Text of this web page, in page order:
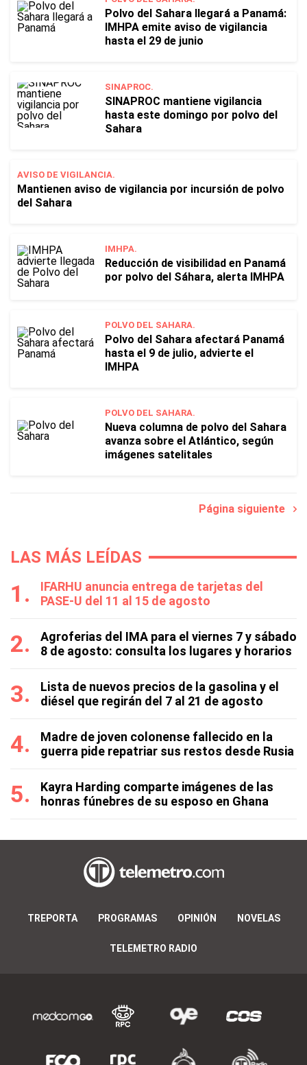
Polvo del Sahara llegará a Panamá:
IMHPA emite aviso de vigilancia
hasta el 29 de junio
SINAPROC.
SINAPROC mantiene vigilancia
hasta este domingo por polvo del
Sahara
AVISO DE VIGILANCIA.
Mantienen aviso de vigilancia por incursión de polvo
del Sahara
IMHPA.
Reducción de visibilidad en Panamá
por polvo del Sáhara, alerta IMHPA
POLVO DEL SAHARA.
Polvo del Sahara afectará Panamá
hasta el 9 de julio, advierte el
IMHPA
POLVO DEL SAHARA.
Nueva columna de polvo del Sahara
avanza sobre el Atlántico, según
imágenes satelitales
Página siguiente
LAS MÁS LEÍDAS
IFARHU anuncia entrega de tarjetas del
PASE-U del 11 al 15 de agosto
Agroferias del IMA para el viernes 7 y sábado
8 de agosto: consulta los lugares y horarios
Lista de nuevos precios de la gasolina y el
diésel que regirán del 7 al 21 de agosto
Madre de joven colonense fallecido en la
guerra pide repatriar sus restos desde Rusia
Kayra Harding comparte imágenes de las
honras fúnebres de su esposo en Ghana
TREPORTA PROGRAMAS OPINIÓN NOVELAS
TELEMETRO RADIO